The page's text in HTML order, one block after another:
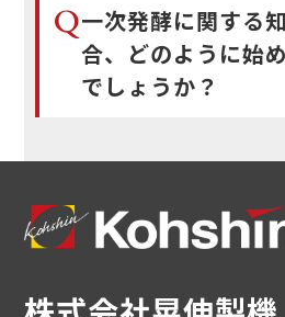
Q一次発酵に関する
合、どのように始
でしょうか？